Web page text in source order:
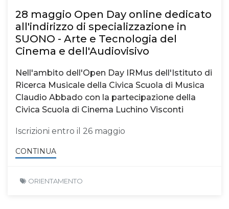
28 maggio Open Day online dedicato
all'indirizzo di specializzazione in
SUONO - Arte e Tecnologia del
Cinema e dell'Audiovisivo
Nell'ambito dell'Open Day IRMus dell'Istituto di
Ricerca Musicale della Civica Scuola di Musica
Claudio Abbado con la partecipazione della
Civica Scuola di Cinema Luchino Visconti
Iscrizioni entro il 26 maggio
CONTINUA
ORIENTAMENTO